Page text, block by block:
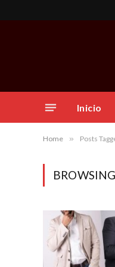
Inicio
Home » Posts